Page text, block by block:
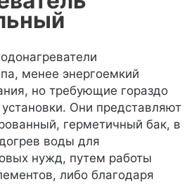
менее энергоемкий
но требующие гораздо
Они представляют
герметичный бак, в
воды для
нужд, путем работы
либо благодаря